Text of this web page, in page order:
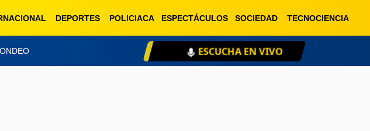
DEPORTES POLICIACA ESPECTÁCULOS SOCIEDAD TECNOCIENCIA
ESCUCHA EN VIVO